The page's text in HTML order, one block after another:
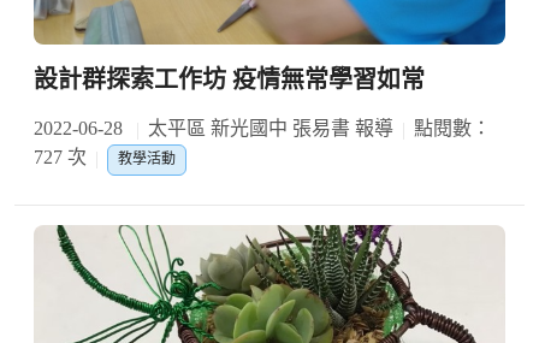
設計群探索工作坊 疫情無常學習如常
2022-06-28 太平區 新光國中 張易書 報導
點閱數：
727 次
教學活動